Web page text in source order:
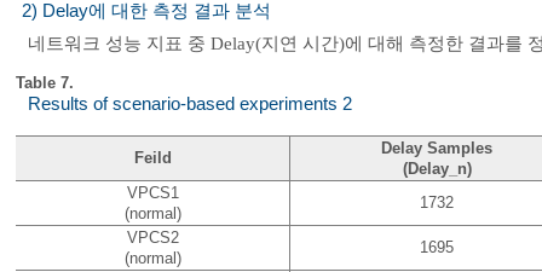
2) Delay에 대한 측정 결과 분석
네트워크 성능 지표 중 Delay(지연 시간)에 대해 측정한 결과를
Table 7.
Results of scenario-based experiments 2
Feild
Delay Samples
(Delay_n)
VPCS1
(normal)
1732
VPCS2
(normal)
1695